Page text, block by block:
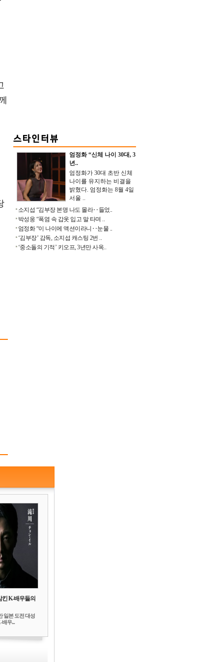
엄정화 “신체 나이 30대, 3
년..
엄정화가 30대 초반 신체
나이를 유지하는 비결을
밝혔다. 엄정화는 8월 4일
서울 ..
소지섭 “김부장 본명 나도 몰라‥들었..
박성웅 “폭염 속 갑옷 입고 말 타며 ..
엄정화 “이 나이에 액션이라니‥눈물 ..
‘김부장’ 감독, 소지섭 캐스팅 2번 ..
‘중소돌의 기적’ 키오프, 3년만 사옥..
킨 K-배우들의
일본 도전 대성
우...